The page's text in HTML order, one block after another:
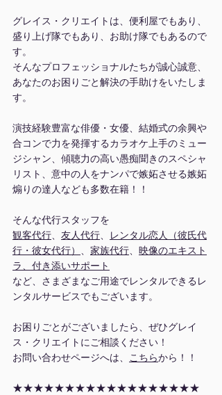
グレイス・クリエイトは、便利屋でもあり、
盛り上げ隊でもあり、お助け隊でもあるので
す。
そんなプロフェッショナルたちが誠心誠意、
あなたのお困りごと解決の手助けをいたしま
す。
演技経験豊富な俳優・女優、結婚式の余興や
合コンで力を発揮するカラオケ上手のミュー
ジシャン、傾聴力の高い愚痴聞きのスペシャ
リスト、意中の人をナンパで嫉妬させる嫉妬
煽りの達人なども多数在籍！！
そんな代行スタッフを
観客代行、 友人代行、
レンタル恋人（彼氏代
行・彼女代行） 、 家族代行、 映像のエキスト
ラ、付き添いサポート
など、さまざまなご用途でレンタルできるレ
ンタルサービスでもございます。
お困りごとがございましたら、ぜひグレイ
ス・クリエイトにご相談ください！
お問い合わせページへは、 こちらから！！
★★★★★★★★★★★★★★★★★★